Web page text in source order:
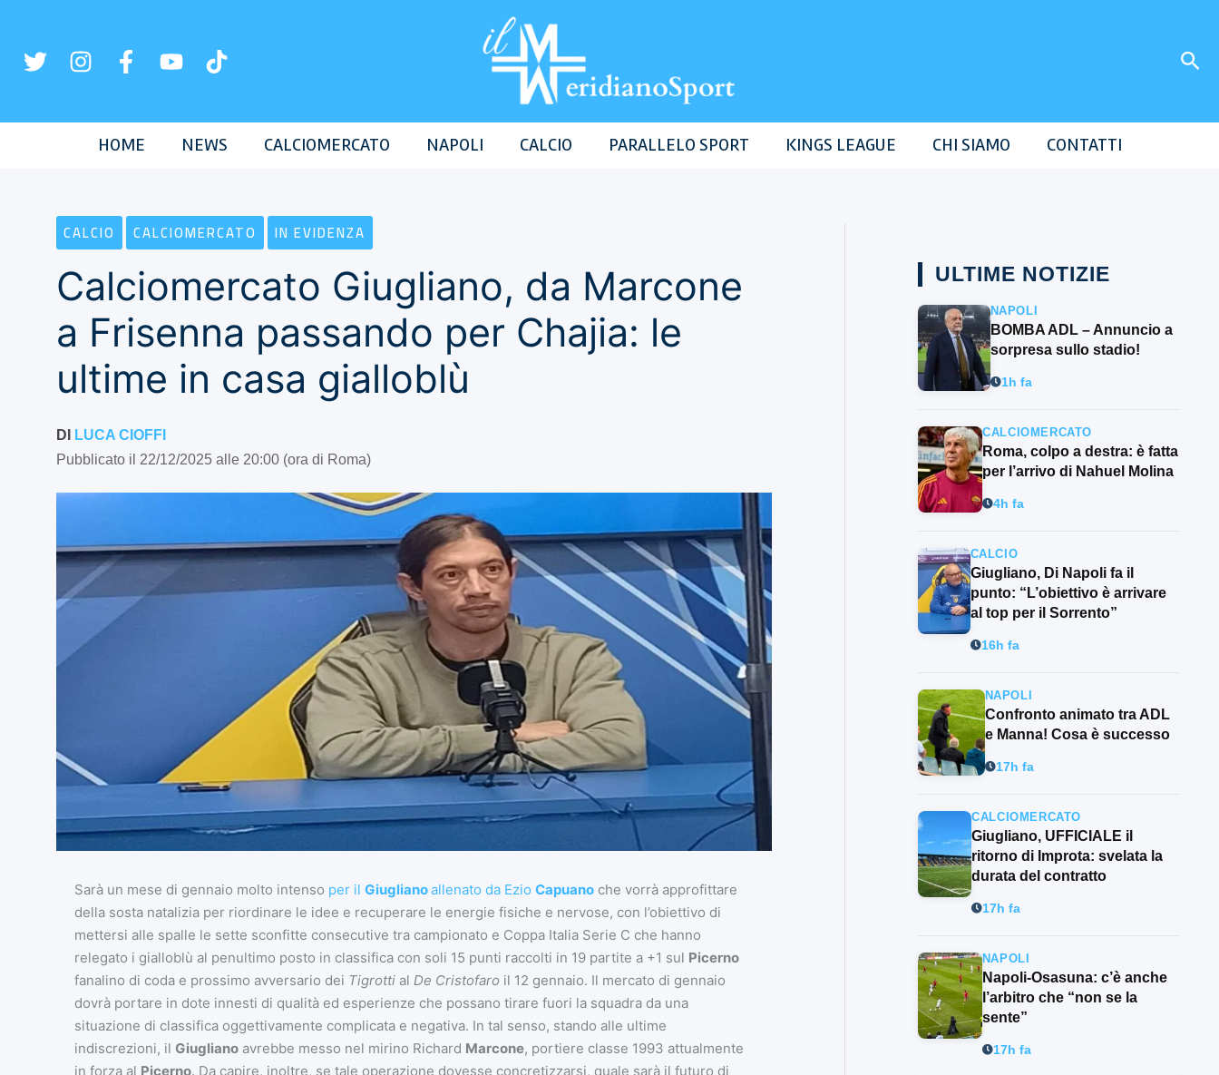
contenuto
HOME NEWS CALCIOMERCATO NAPOLI CALCIO PARALLELO SPORT KINGS LEAGUE CHI SIAMO CONTATTI
CALCIO CALCIOMERCATO IN EVIDENZA
Calciomercato Giugliano, da Marcone
a Frisenna passando per Chajia: le
ultime in casa gialloblù
DI
LUCA CIOFFI
Pubblicato il 22/12/2025 alle 20:00 (ora di Roma)
Sarà un mese di gennaio molto intenso per il Giuglianoallenato da Ezio Capuanoche vorrà approfittare
della sosta natalizia per riordinare le idee e recuperare le energie fisiche e nervose, con l’obiettivo di
mettersi alle spalle le sette sconfitte consecutive tra campionato e Coppa Italia Serie C che hanno
relegato i gialloblù al penultimo posto in classifica con soli 15 punti raccolti in 19 partite a +1 sul Picerno
fanalino di coda e prossimo avversario dei Tigrottial De Cristofaro il 12 gennaio. Il mercato di gennaio
dovrà portare in dote innesti di qualità ed esperienze che possano tirare fuori la squadra da una
situazione di classifica oggettivamente complicata e negativa. In tal senso, stando alle ultime
indiscrezioni, il Giuglianoavrebbe messo nel mirino Richard Marcone, portiere classe 1993 attualmente
in forza al Picerno. Da capire, inoltre, se tale operazione dovesse concretizzarsi, quale sarà il futuro di
ULTIME NOTIZIE
NAPOLI
BOMBA ADL – Annuncio a
sorpresa sullo stadio!
1h fa
CALCIOMERCATO
Roma, colpo a destra: è fatta
per l’arrivo di Nahuel Molina
4h fa
CALCIO
Giugliano, Di Napoli fa il
punto: “L’obiettivo è arrivare
al top per il Sorrento”
16h fa
NAPOLI
Confronto animato tra ADL
e Manna! Cosa è successo
17h fa
CALCIOMERCATO
Giugliano, UFFICIALE il
ritorno di Improta: svelata la
durata del contratto
17h fa
NAPOLI
Napoli-Osasuna: c’è anche
l’arbitro che “non se la
sente”
17h fa